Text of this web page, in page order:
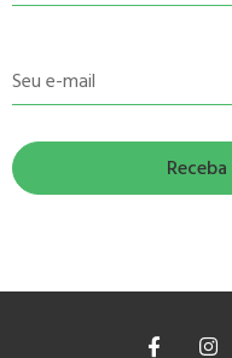
Seu e-mail